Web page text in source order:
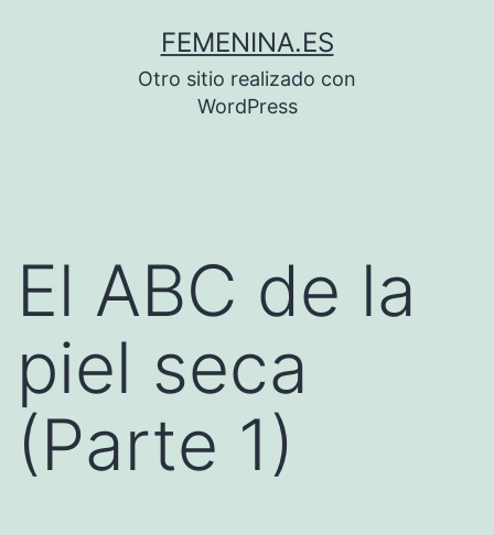
FEMENINA.ES
Otro sitio realizado con
WordPress
El ABC de la
piel seca
(Parte 1)